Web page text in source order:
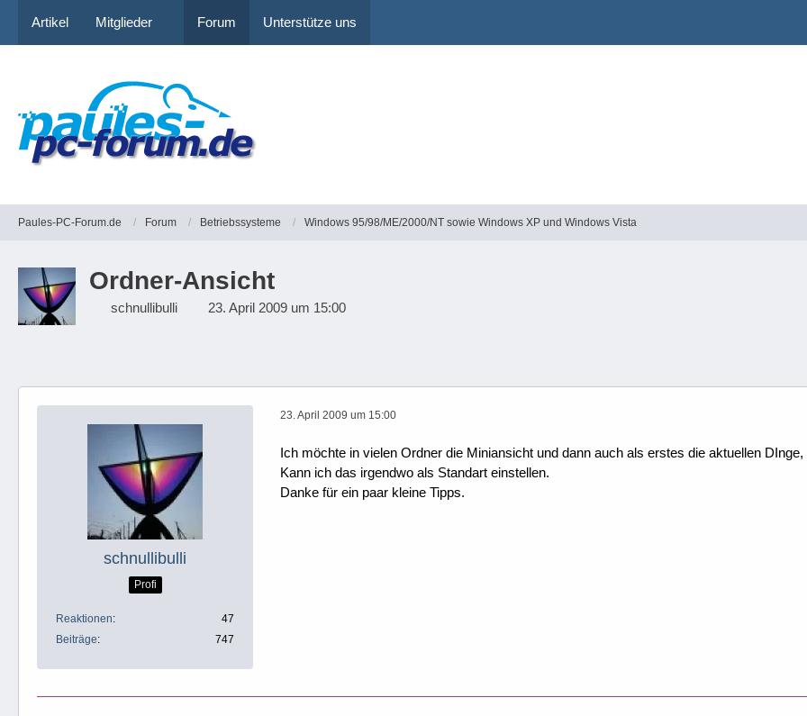
Artikel Mitglieder Forum Unterstütze uns
Paules-PC-Forum.de Forum Betriebssysteme Windows 95/98/ME/2000/NT sowie Windows XP und Windows Vista
Ordner-Ansicht
schnullibulli 23. April 2009 um 15:00
schnullibulli
Profi
Reaktionen
47
Beiträge
747
23. April 2009 um 15:00
Ich möchte in vielen Ordner die Miniansicht und dann auch als erstes die aktuellen
Kann ich das irgendwo als Standart einstellen.
Danke für ein paar kleine Tipps.